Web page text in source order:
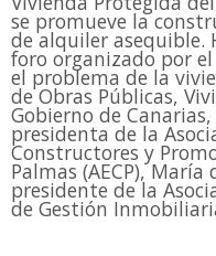
se promueve la
de alquiler asequible.
foro organizado por
el problema de la
de Obras Públicas,
Gobierno de
presidenta de la
Constructores y
Palmas (AECP), María
presidente de la
de Gestión